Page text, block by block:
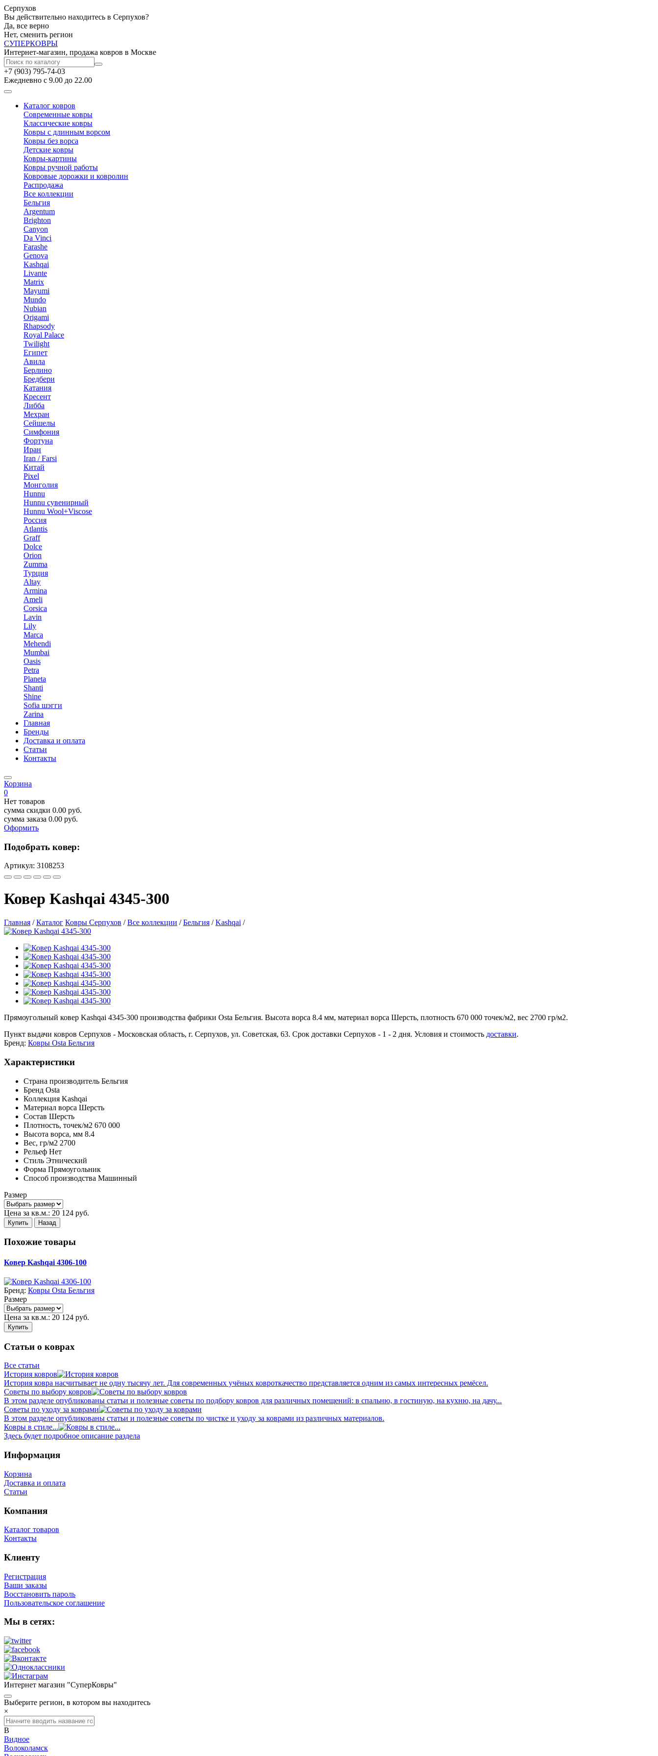
Серпухов
Вы действительно находитесь в Серпухов?
Да, все верно
Нет, сменить регион
СУПЕРКОВРЫ
Интернет-магазин, продажа ковров в Москве
+7 (903) 795-74-03
Ежедневно с 9.00 до 22.00
Каталог ковров
Современные ковры
Классические ковры
Ковры с длинным ворсом
Ковры без ворса
Детские ковры
Ковры-картины
Ковры ручной работы
Ковровые дорожки и ковролин
Распродажа
Все коллекции
Бельгия
Argentum
Brighton
Canyon
Da Vinci
Farashe
Genova
Kashqai
Livante
Matrix
Mayumi
Mundo
Nubian
Origami
Rhapsody
Royal Palace
Twilight
Египет
Авила
Берлино
Бредбери
Катания
Кресент
Либба
Мехран
Сейшелы
Симфония
Фортуна
Иран
Iran / Farsi
Китай
Pixel
Монголия
Hunnu
Hunnu сувенирный
Hunnu Wool+Viscose
Россия
Atlantis
Graff
Dolce
Orion
Zumma
Турция
Altay
Armina
Ameli
Corsica
Lavin
Lily
Marca
Mehendi
Mumbai
Oasis
Petra
Planeta
Shanti
Shine
Sofia шэгги
Zarina
Главная
Бренды
Доставка и оплата
Статьи
Контакты
Корзина
0
Нет товаров
сумма скидки 0.00 руб.
сумма заказа 0.00 руб.
Оформить
Подобрать ковер:
Артикул: 3108253
Ковер Kashqai 4345-300
Главная / Каталог Ковры Серпухов / Все коллекции / Бельгия / Kashqai /
Прямоугольный ковер Kashqai 4345-300 производства фабрики Osta Бельгия. Высота ворса 8.4 мм, материал ворса Шерсть, плотность 670 000 точек/м2, вес 2700 гр/м2.
Пункт выдачи ковров Серпухов - Московская область, г. Серпухов, ул. Советская, 63. Срок доставки Серпухов - 1 - 2 дня. Условия и стоимость доставки.
Бренд: Ковры Osta Бельгия
Характеристики
Страна производитель Бельгия
Бренд Osta
Коллекция Kashqai
Материал ворса Шерсть
Состав Шерсть
Плотность, точек/м2 670 000
Высота ворса, мм 8.4
Вес, гр/м2 2700
Рельеф Нет
Стиль Этнический
Форма Прямоугольник
Способ производства Машинный
Размер
Цена за кв.м.: 20 124 руб.
Купить Назад
Похожие товары
Ковер Kashqai 4306-100
Бренд: Ковры Osta Бельгия
Размер
Цена за кв.м.: 20 124 руб.
Купить
Статьи о коврах
Все статьи
История ковров
История ковра насчитывает не одну тысячу лет. Для современных учёных ковроткачество представляется одним из самых интересных ремёсел.
Советы по выбору ковров
В этом разделе опубликованы статьи и полезные советы по подбору ковров для различных помещений: в спальню, в гостиную, на кухню, на дачу...
Советы по уходу за коврами
В этом разделе опубликованы статьи и полезные советы по чистке и уходу за коврами из различных материалов.
Ковры в стиле...
Здесь будет подробное описание раздела
Информация
Корзина
Доставка и оплата
Статьи
Компания
Каталог товаров
Контакты
Клиенту
Регистрация
Ваши заказы
Восстановить пароль
Пользовательское соглашение
Мы в сетях:
Интернет магазин "СуперКовры"
Выберите регион, в котором вы находитесь
×
В
Видное
Волоколамск